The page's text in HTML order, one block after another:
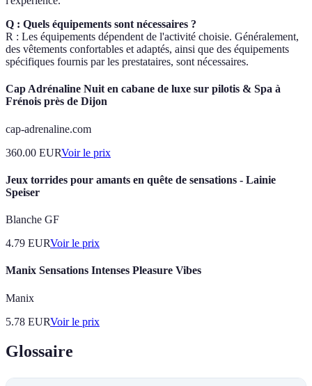
Q : Quels équipements sont nécessaires ?
R : Les équipements dépendent de l'activité choisie. Généralement,
des vêtements confortables et adaptés, ainsi que des équipements
spécifiques fournis par les prestataires, sont nécessaires.
Cap Adrénaline Nuit en cabane de luxe sur pilotis & Spa à
Frénois près de Dijon
cap-adrenaline.com
360.00 EURVoir le prix
Jeux torrides pour amants en quête de sensations - Lainie
Speiser
Blanche GF
4.79 EURVoir le prix
Manix Sensations Intenses Pleasure Vibes
Manix
5.78 EURVoir le prix
Glossaire